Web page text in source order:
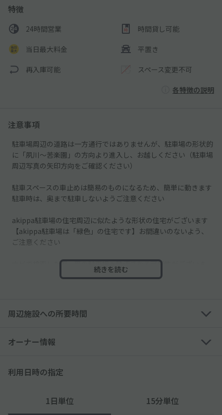
特徴
24時間営業 時間貸し可能
当日最大料金 平置き
再入庫可能 スペース変更不可
各特徴の説明
注意事項
駐車場周辺の道路は一方通行ではありませんが、駐車場の形状的
に「夙川～苦楽園」の方向より進入し、お越しください（駐車場
周辺写真の矢印方向をご確認ください）
駐車スペースの車止めは簡易のものになるため、簡単に動きます
駐車時は、奥まで駐車しないようご注意ください
akippa駐車場の住宅周辺に似たような形状の住宅がございます
【akippa駐車場は「緑色」の住宅です】お間違いのないよう、
ご注意ください
ナビで検索した際、裏の駐車場へ誘導される可能性がございま
続きを読む
周辺施設への所要時間
オーナー情報
利用日時の指定
1日単位 15分単位